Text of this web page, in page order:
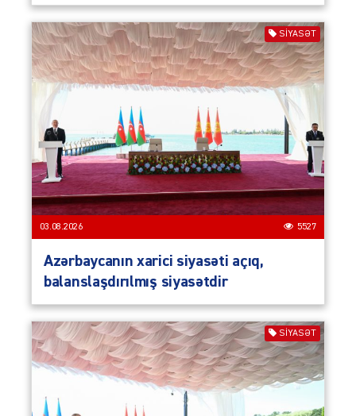
SIYASƏT
03.08.2026 5527
Azərbaycanın xarici siyasəti açıq,
balanslaşdırılmış siyasətdir
SIYASƏT